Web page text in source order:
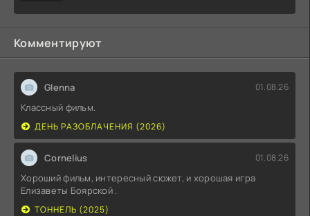
Комментируют
Glenna 01.08.26
Классный фильм.
ДЕНЬ РАЗОБЛАЧЕНИЯ (2026)
Cornelius 01.08.26
Хороший фильм, интересный сюжет, и хорошая игра
Елизаветы Боярской .
ТОННЕЛЬ (2025)